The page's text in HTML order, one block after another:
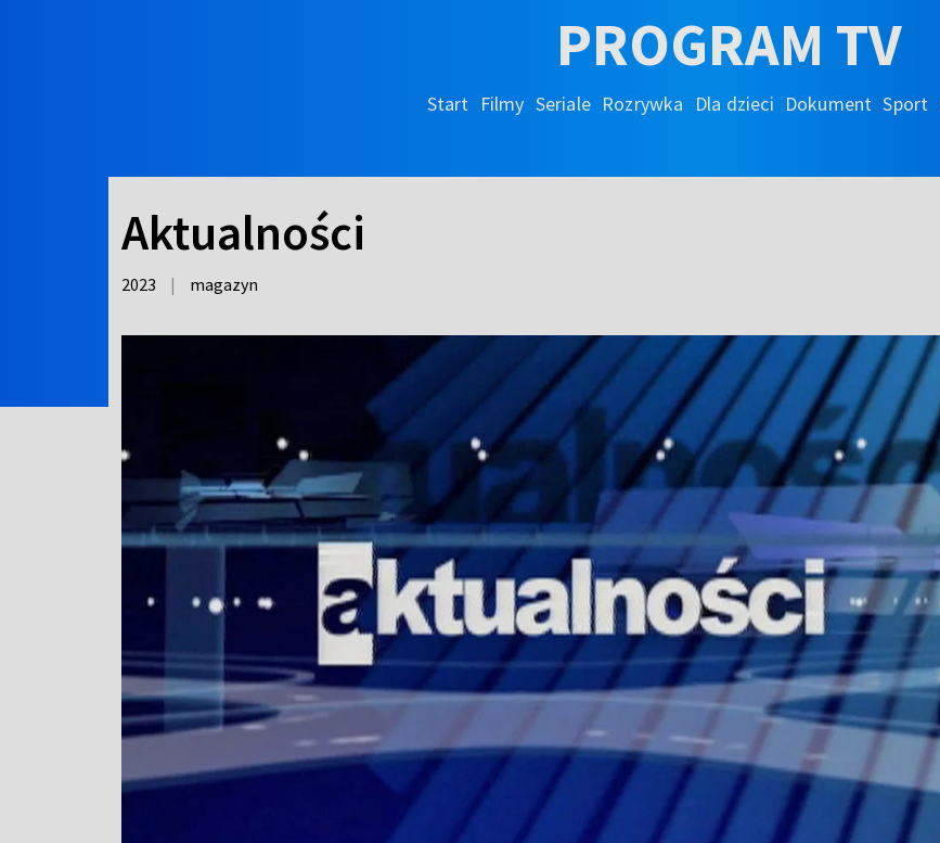
PROGRAM TV
Start Filmy Seriale Rozrywka Dla dzieci Dokument Sport
Aktualności
2023 | magazyn